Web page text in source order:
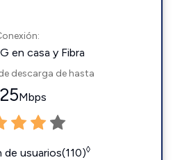
en casa y Fibra
descarga de hasta
Mbps
usuarios(110)◊